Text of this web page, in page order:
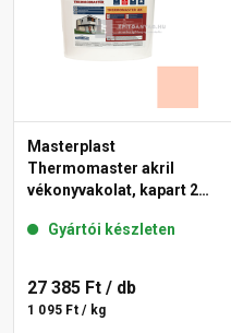
Masterplast
Thermomaster akril
vékonyvakolat, kapart 2
Gyártói készleten
27 385 Ft / db
1 095 Ft / kg